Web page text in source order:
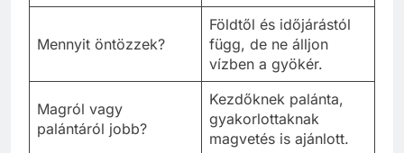
Mennyit öntözzek?
Földtől és időjárástól
függ, de ne álljon
vízben a gyökér.
Magról vagy
palántáról jobb?
Kezdőknek palánta,
gyakorlottaknak
magvetés is ajánlott.